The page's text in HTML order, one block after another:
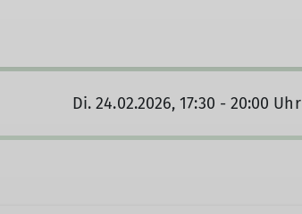
Di. 24.02.2026, 17:30 - 20:00 Uhr